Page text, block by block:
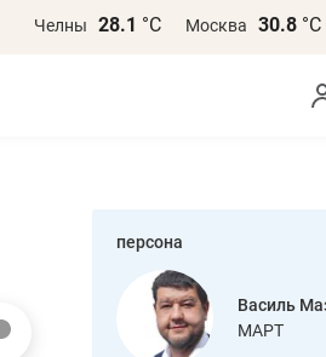
Челны 28.1 °С Москва 30.8 °С
персона
Василь
МАРТ